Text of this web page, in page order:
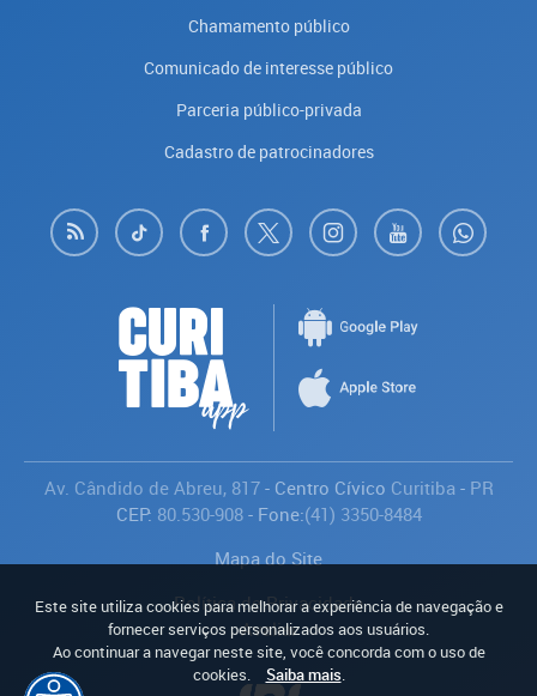
Chamamento público
Comunicado de interesse público
Parceria público-privada
Cadastro de patrocinadores
Av. Cândido de Abreu, 817- Centro Cívico Curitiba- PR
CEP: 80.530-908- Fone:(41) 3350-8484
Mapa do Site
Política de Privacidade
Avaliar
Este site utiliza cookies para melhorar a experiência de navegação e
fornecer serviços personalizados aos usuários.
Ao continuar a navegar neste site, você concorda com o uso de
cookies.
Saiba mais.